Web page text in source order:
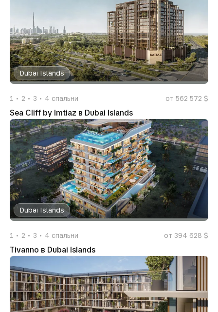
Dubai Islands
1 2 3 4 спальни от 562 572 $
Sea Cliff by Imtiaz в Dubai Islands
Dubai Islands
1 2 3 4 спальни от 394 628 $
Tivanno в Dubai Islands